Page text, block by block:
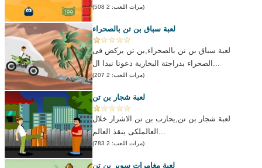
(مرات اللعب: 2 508)
لعبة سباق بن تن بالصحراء
لعبة سباق بن تن بالصحراء,بن تن يركض فى
(مرات اللعب: 2 207)
لعبة شجار بن تن
لعبة شجار بن تن,يحارب بن تن الاشرار خلال
(مرات اللعب: 2 783)
لعبة مغامرات سوبر بن تن